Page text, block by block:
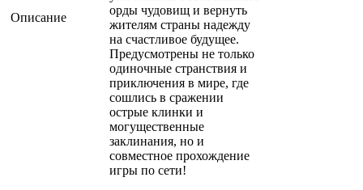
Описание
орды чудовищ и вернуть
жителям страны надежду
на счастливое будущее.
Предусмотрены не только
одиночные странствия и
приключения в мире, где
сошлись в сражении
острые клинки и
могущественные
заклинания, но и
совместное прохождение
игры по сети!